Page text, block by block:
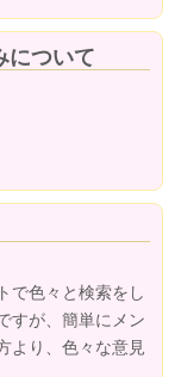
について
で色々と検索をし
すが、簡単にメン
より、色々な意見